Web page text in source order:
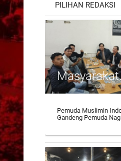
PILIHAN REDAKSI
Pemuda Muslimin
Gandeng Pemuda